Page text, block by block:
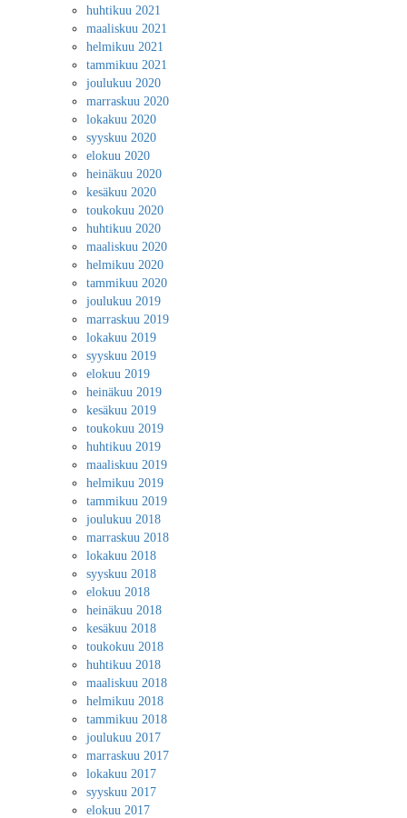
huhtikuu 2021
maaliskuu 2021
helmikuu 2021
tammikuu 2021
joulukuu 2020
marraskuu 2020
lokakuu 2020
syyskuu 2020
elokuu 2020
heinäkuu 2020
kesäkuu 2020
toukokuu 2020
huhtikuu 2020
maaliskuu 2020
helmikuu 2020
tammikuu 2020
joulukuu 2019
marraskuu 2019
lokakuu 2019
syyskuu 2019
elokuu 2019
heinäkuu 2019
kesäkuu 2019
toukokuu 2019
huhtikuu 2019
maaliskuu 2019
helmikuu 2019
tammikuu 2019
joulukuu 2018
marraskuu 2018
lokakuu 2018
syyskuu 2018
elokuu 2018
heinäkuu 2018
kesäkuu 2018
toukokuu 2018
huhtikuu 2018
maaliskuu 2018
helmikuu 2018
tammikuu 2018
joulukuu 2017
marraskuu 2017
lokakuu 2017
syyskuu 2017
elokuu 2017